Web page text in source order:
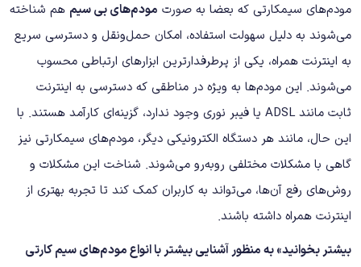
مودم‌های سیمکارتی که بعضا به صورت مودم‌های بی سیم هم شناخته
می‌شوند به دلیل سهولت استفاده، امکان حمل‌ونقل و دسترسی سریع
به اینترنت همراه، یکی از پرطرفدارترین ابزارهای ارتباطی محسوب
می‌شوند. این مودم‌ها به‌ ویژه در مناطقی که دسترسی به اینترنت
ثابت مانند ADSL یا فیبر نوری وجود ندارد، گزینه‌ای کارآمد هستند. با
این حال، مانند هر دستگاه الکترونیکی دیگر، مودم‌های سیمکارتی نیز
گاهی با مشکلات مختلفی روبه‌رو می‌شوند. شناخت این مشکلات و
روش‌های رفع آن‌ها، می‌تواند به کاربران کمک کند تا تجربه بهتری از
اینترنت همراه داشته باشند.
بیشتر بخوانید» به منظور آشنایی بیشتر با انواع مودم‌های سیم کارتی